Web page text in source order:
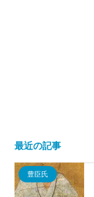
最近の記事
豊臣氏